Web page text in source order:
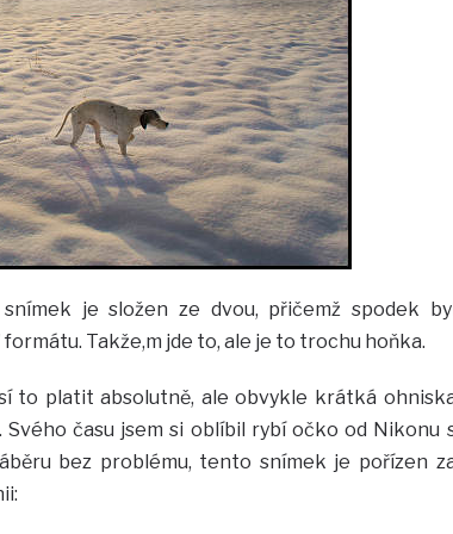
je složen ze dvou, přičemž spodek
Takže,m jde to, ale je to trochu hoňka.
to platit absolutně, ale obvykle krátká
Svého času jsem si oblíbil rybí očko od Nikonu
bez problému, tento snímek je pořízen